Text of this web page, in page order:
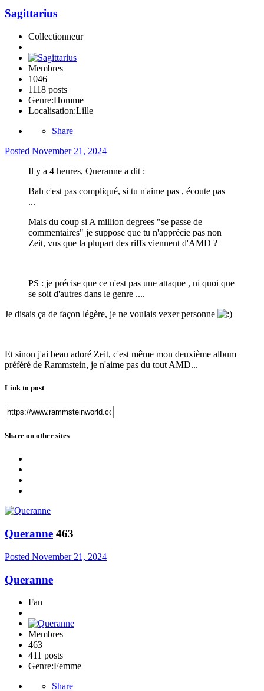
Sagittarius
Collectionneur
Membres
1046
1118 posts
Genre:Homme
Localisation:Lille
Share
Posted November 21, 2024
Il y a 4 heures, Queranne a dit :
Bah c'est pas compliqué, si tu n'aime pas , écoute pas
...
Mais du coup si A million degrees "se passe de
commentaires" je suppose que tu n'apprécie pas non
Zeit, vus que la plupart des riffs viennent d'AMD ?
PS : je précise que ce n'est pas une attaque , ni quoi que
se soit d'autres dans le genre ....
Je disais ça de façon légère, je ne voulais vexer personne
Et sinon j'ai beau adoré Zeit, c'est même mon deuxième album
préféré de Rammstein, je n'aime pas du tout AMD...
Link to post
Share on other sites
Queranne 463
Posted November 21, 2024
Queranne
Fan
Membres
463
411 posts
Genre:Femme
Share